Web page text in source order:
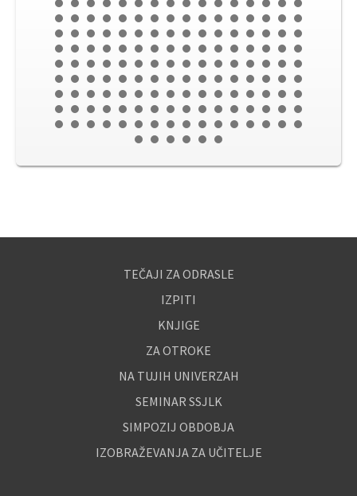
TEČAJI ZA ODRASLE
IZPITI
KNJIGE
ZA OTROKE
NA TUJIH UNIVERZAH
SEMINAR SSJLK
SIMPOZIJ OBDOBJA
IZOBRAŽEVANJA ZA UČITELJE